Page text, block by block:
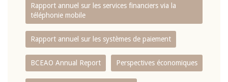
Rapport annuel sur les services financiers via la
téléphonie mobile
Rapport annuel sur les systèmes de paiement
BCEAO Annual Report Perspectives économiques